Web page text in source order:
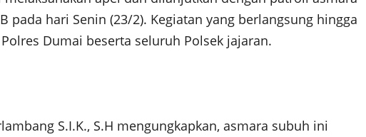
pada hari Senin (23/2). Kegiatan yang berlangsung hingga
Dumai beserta seluruh Polsek jajaran.
S.I.K., S.H mengungkapkan, asmara subuh ini